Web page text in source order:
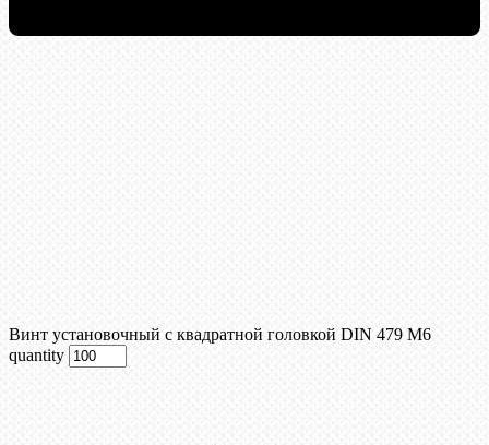
Винт установочный с квадратной головкой DIN 479 М6
quantity